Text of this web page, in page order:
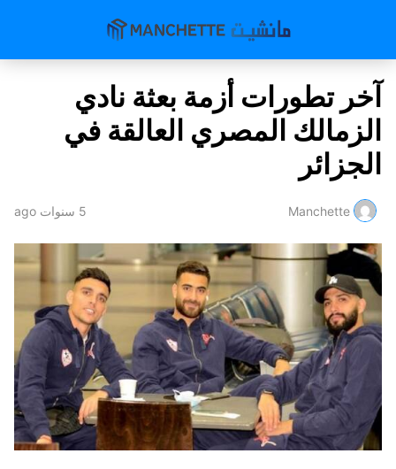
آخر تطورات أزمة بعثة نادي
الزمالك المصري العالقة في
الجزائر
Manchette 5 سنوات ago